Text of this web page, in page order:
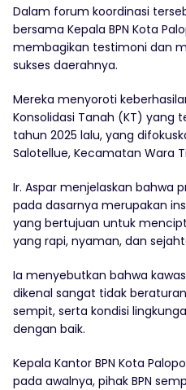
Dalam forum koordinasi
bersama Kepala BPN Kota
membagikan testimoni dan
sukses daerahnya.
Mereka menyoroti
Konsolidasi Tanah (KT) yang
tahun 2025 lalu, yang
Salotellue, Kecamatan Wara
Ir. Aspar menjelaskan bahwa
pada dasarnya merupakan
yang bertujuan untuk
yang rapi, nyaman, dan
Ia menyebutkan bahwa
dikenal sangat tidak
sempit, serta kondisi
dengan baik.
Kepala Kantor BPN Kota
pada awalnya, pihak BPN